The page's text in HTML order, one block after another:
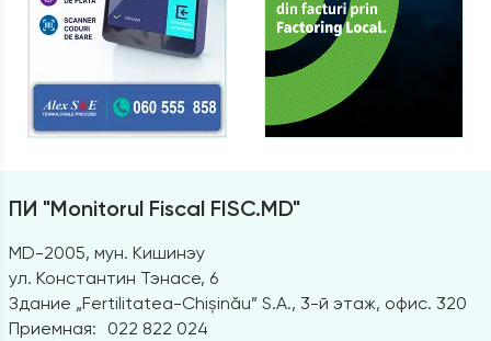
ПИ "Monitorul Fiscal FISC.MD"
MD-2005, мун. Кишинэу
ул. Константин Тэнасе, 6
Здание „Fertilitatea-Chișinău” S.A., 3-й этаж, офис. 320
Приемная:
022 822 024